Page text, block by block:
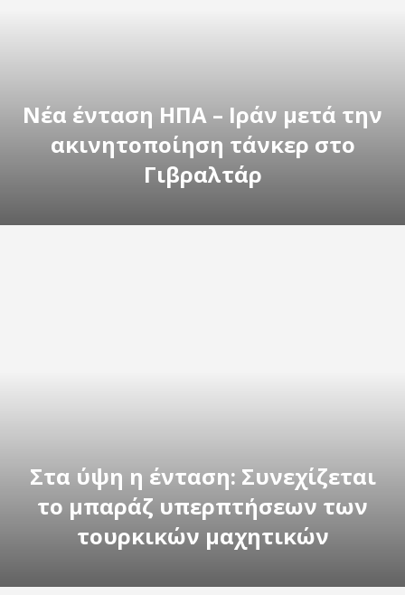
Νέα ένταση ΗΠΑ – Ιράν μετά την
ακινητοποίηση τάνκερ στο
Γιβραλτάρ
Στα ύψη η ένταση: Συνεχίζεται
το μπαράζ υπερπτήσεων των
τουρκικών μαχητικών